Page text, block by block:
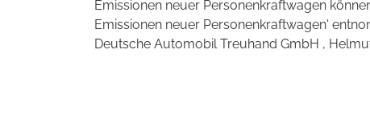
Emissionen neuer Personenkraftwagen
Emissionen neuer Personenkraftwagen'
Deutsche Automobil Treuhand GmbH ,